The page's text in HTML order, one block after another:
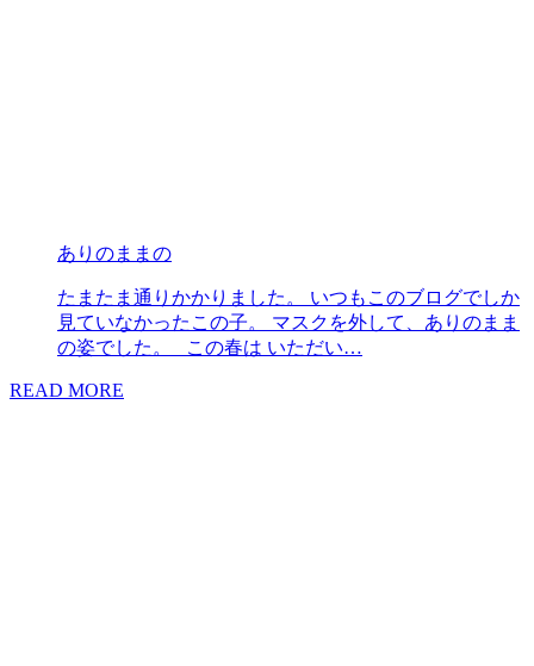
ありのままの
たまたま通りかかりました。 いつもこのブログでしか
見ていなかったこの子。 マスクを外して、ありのまま
の姿でした。 この春は いただい…
READ MORE